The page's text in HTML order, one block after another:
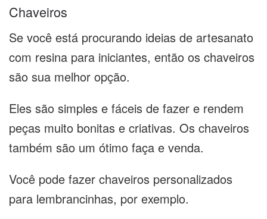
Chaveiros
Se você está procurando ideias de artesanato
com resina para iniciantes, então os chaveiros
são sua melhor opção.
Eles são simples e fáceis de fazer e rendem
peças muito bonitas e criativas. Os chaveiros
também são um ótimo faça e venda.
Você pode fazer chaveiros personalizados
para lembrancinhas, por exemplo.